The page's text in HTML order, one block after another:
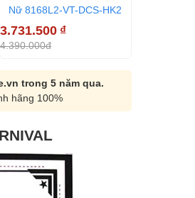
Nữ 8168L2-VT-DCS-HK2
3.731.500 ₫
4.390.000đ
trong 5 năm qua.
hãng 100%